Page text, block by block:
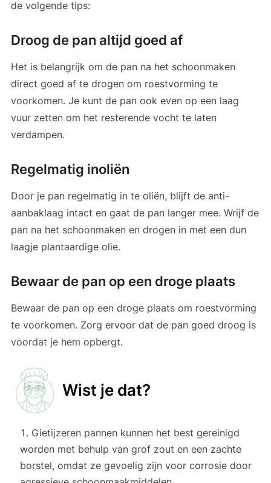
de volgende tips:
Droog de pan altijd goed af
Het is belangrijk om de pan na het schoonmaken
direct goed af te drogen om roestvorming te
voorkomen. Je kunt de pan ook even op een laag
vuur zetten om het resterende vocht te laten
verdampen.
Regelmatig inoliën
Door je pan regelmatig in te oliën, blijft de anti-
aanbaklaag intact en gaat de pan langer mee. Wrijf de
pan na het schoonmaken en drogen in met een dun
laagje plantaardige olie.
Bewaar de pan op een droge plaats
Bewaar de pan op een droge plaats om roestvorming
te voorkomen. Zorg ervoor dat de pan goed droog is
voordat je hem opbergt.
Wist je dat?
Gietijzeren pannen kunnen het best gereinigd
worden met behulp van grof zout en een zachte
borstel, omdat ze gevoelig zijn voor corrosie door